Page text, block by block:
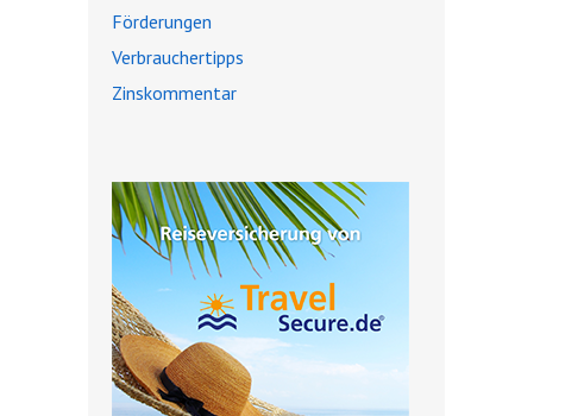
Förderungen
Verbrauchertipps
Zinskommentar